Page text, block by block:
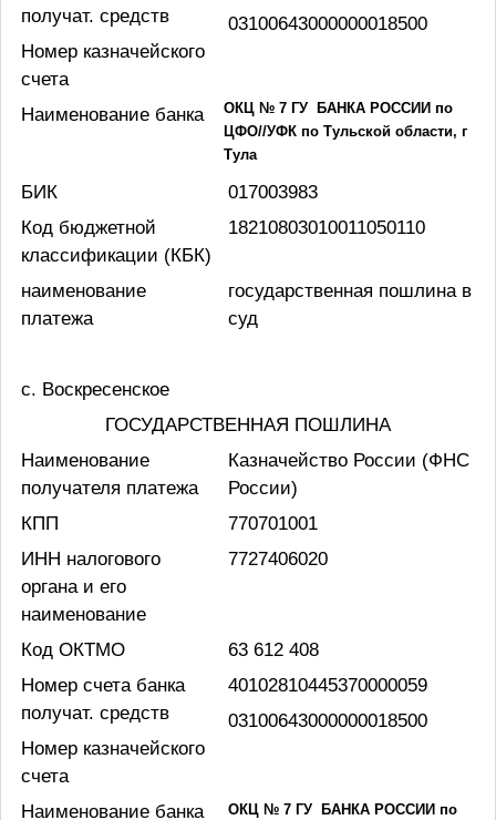
получат. средств
Номер казначейского
счета
03100643000000018500
Наименование банка ОКЦ № 7 ГУ
БАНКА РОССИИ по
ЦФО//УФК по Тульской области, г
Тула
БИК
017003983
Код бюджетной
классификации (КБК)
18210803010011050110
наименование
платежа
государственная пошлина в
суд
с. Воскресенское
ГОСУДАРСТВЕННАЯ ПОШЛИНА
Наименование
получателя платежа
Казначейство России (ФНС
России)
КПП
770701001
ИНН налогового
органа и его
наименование
7727406020
Код ОКТМО
63 612 408
Номер счета банка
получат. средств
Номер казначейского
счета
40102810445370000059
03100643000000018500
Наименование банка ОКЦ № 7 ГУ БАНКА РОССИИ по